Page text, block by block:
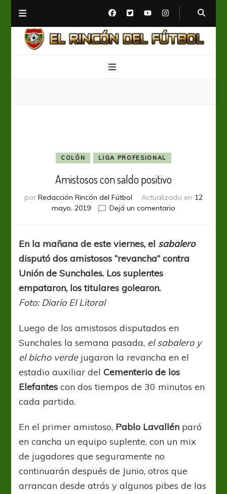
COLÓN LIGA PROFESIONAL
Amistosos con saldo positivo
por Redacción Rincón del Fútbol Actualizado en 12
mayo, 2019
Dejá un comentario
saldo
positivo
En la mañana de este viernes, el sabalero
disputó dos amistosos “revancha” contra
Unión de Sunchales. Los suplentes
empataron, los titulares golearon.
Foto: Diario El Litoral
Luego de los amistosos disputados en
Sunchales la semana pasada, el sabalero y
el bicho verdejugaron la revancha en el
estadio auxiliar delCementerio de los
Elefantes con dos tiempos de 30 minutos en
cada partido.
En el primer amistoso, Pablo Lavallén paró
en cancha un equipo suplente, con un mix
de jugadores que seguramente no
continuarán después de Junio, otros que
arrancan desde atrás y algunos pibes de las